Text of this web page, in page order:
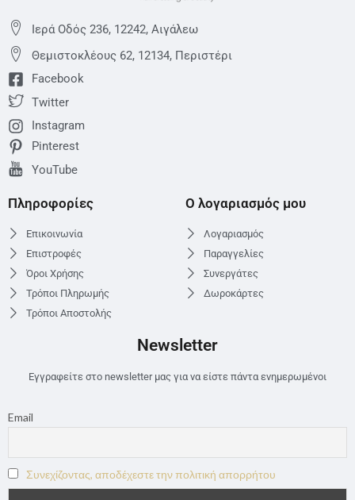
Ιερά Οδός 236, 12242, Αιγάλεω
Θεμιστoκλέους 62, 12134, Περιστέρι
Facebook
Twitter
Instagram
Pinterest
YouTube
Πληροφορίες
Επικοινωνία
Επιστροφές
Όροι Χρήσης
Τρόποι Πληρωμής
Τρόποι Αποστολής
Ο λογαριασμός μου
Λογαριασμός
Παραγγελίες
Συνεργάτες
Δωροκάρτες
Newsletter
Εγγραφείτε στο newsletter μας για να είστε πάντα ενημερωμένοι
Email
Συνεχίζοντας, αποδέχεστε την πολιτική απορρήτου